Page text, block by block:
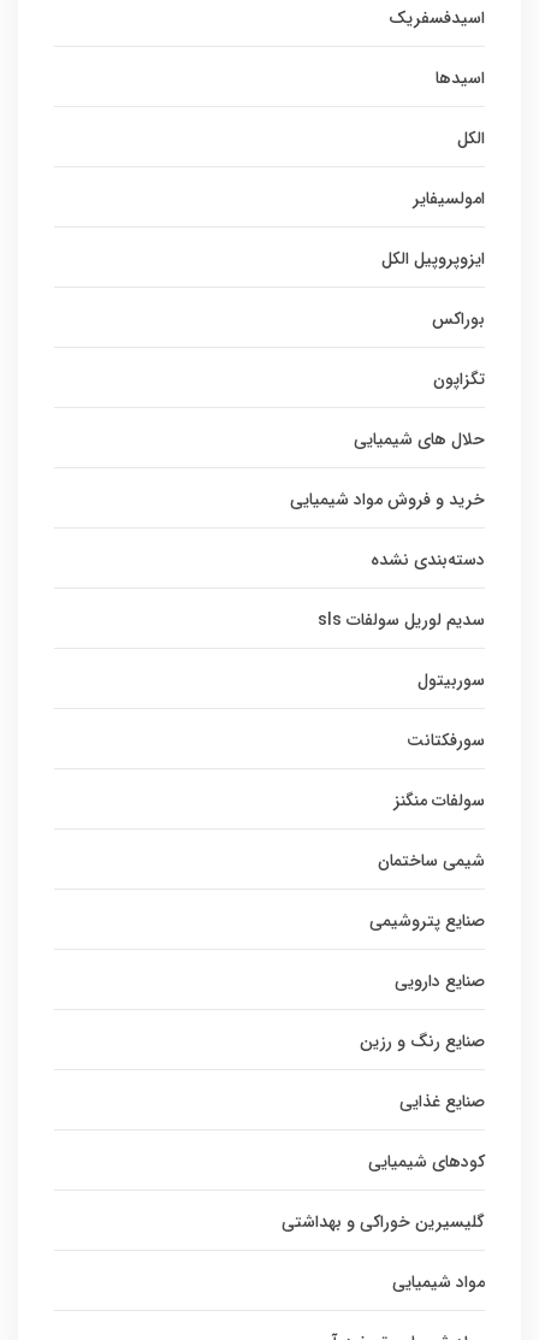
اسیدفسفریک
اسیدها
الکل
امولسیفایر
ایزوپروپیل الکل
بوراکس
تگزاپون
حلال های شیمیایی
خرید و فروش مواد شیمیایی
دسته‌بندی نشده
سدیم لوریل سولفات sls
سوربیتول
سورفکتانت
سولفات منگنز
شیمی ساختمان
صنایع پتروشیمی
صنایع دارویی
صنایع رنگ و رزین
صنایع غذایی
کودهای شیمیایی
گلیسیرین خوراکی و بهداشتی
مواد شیمیایی